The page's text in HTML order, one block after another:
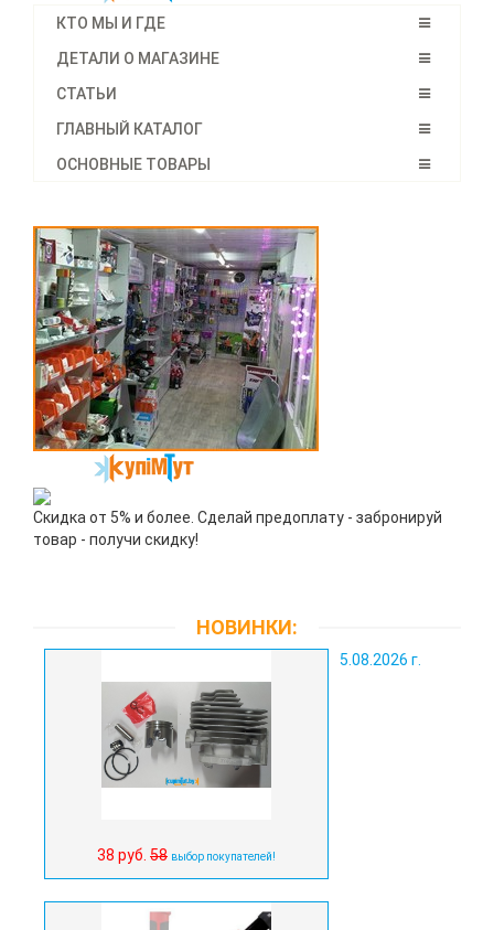
КТО МЫ И ГДЕ
ДЕТАЛИ О МАГАЗИНЕ
СТАТЬИ
ГЛАВНЫЙ КАТАЛОГ
ОСНОВНЫЕ ТОВАРЫ
Скидка от 5% и более. Сделай предоплату - забронируй
товар - получи скидку!
НОВИНКИ:
5.08.2026 г.
38 руб. 58 выбор покупателей!